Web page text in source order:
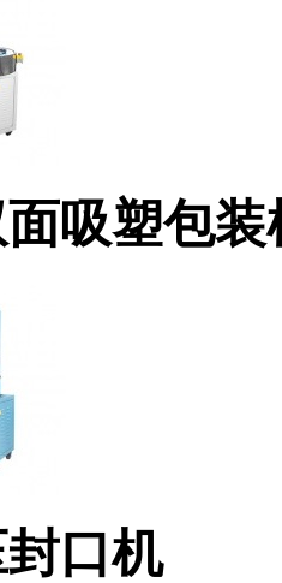
吸塑包装
口机